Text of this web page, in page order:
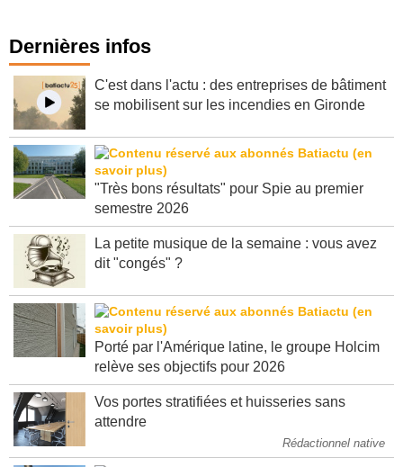
Dernières infos
C'est dans l'actu : des entreprises de bâtiment
"Très bons résultats" pour Spie au premier
La petite musique de la semaine : vous avez
Porté par l'Amérique latine, le groupe Holcim
Vos portes stratifiées et huisseries sans
Rédactionnel native